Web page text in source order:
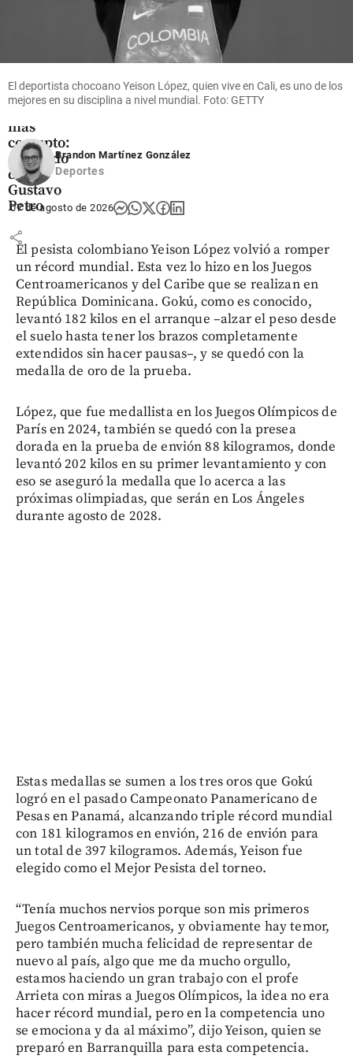
El
gobierno
más
corrupto:
el legado
de
Gustavo
Petro
share
El deportista chocoano Yeison López, quien vive en Cali, es uno de los
mejores en su disciplina a nivel mundial. Foto: GETTY
Brandon Martínez González
Deportes
07 de agosto de 2026
El pesista colombiano Yeison López volvió a romper
un récord mundial. Esta vez lo hizo en los Juegos
Centroamericanos y del Caribe que se realizan en
República Dominicana. Gokú, como es conocido,
levantó 182 kilos en el arranque –alzar el peso desde
el suelo hasta tener los brazos completamente
extendidos sin hacer pausas–, y se quedó con la
medalla de oro de la prueba.
López, que fue medallista en los Juegos Olímpicos de
París en 2024, también se quedó con la presea
dorada en la prueba de envión 88 kilogramos, donde
levantó 202 kilos en su primer levantamiento y con
eso se aseguró la medalla que lo acerca a las
próximas olimpiadas, que serán en Los Ángeles
durante agosto de 2028.
Estas medallas se sumen a los tres oros que Gokú
logró en el pasado Campeonato Panamericano de
Pesas en Panamá, alcanzando triple récord mundial
con 181 kilogramos en envión, 216 de envión para
un total de 397 kilogramos. Además, Yeison fue
elegido como el Mejor Pesista del torneo.
“Tenía muchos nervios porque son mis primeros
Juegos Centroamericanos, y obviamente hay temor,
pero también mucha felicidad de representar de
nuevo al país, algo que me da mucho orgullo,
estamos haciendo un gran trabajo con el profe
Arrieta con miras a Juegos Olímpicos, la idea no era
hacer récord mundial, pero en la competencia uno
se emociona y da al máximo”, dijo Yeison, quien se
preparó en Barranquilla para esta competencia.